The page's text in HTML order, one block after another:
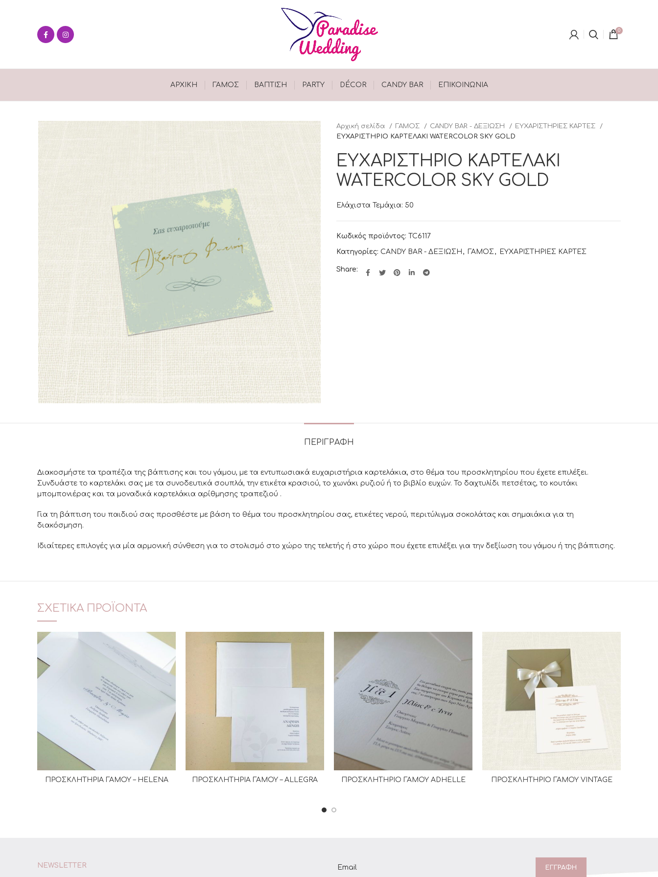
0
ΑΡΧΙΚΉ ΓΑΜΟΣ ΒΑΠΤΙΣΗ PARTY DÉCOR CANDY BAR ΕΠΙΚΟΙΝΩΝΊΑ
Αρχική σελίδα ΓΑΜΟΣ CANDY BAR - ΔΕΞΙΩΣΗ
ΕΥΧΑΡΙΣΤΗΡΙΕΣ ΚΑΡΤΕΣ
ΕΥΧΑΡΙΣΤΗΡΙΟ ΚΑΡΤΕΛΑΚΙ WATERCOLOR SKY GOLD
ΕΥΧΑΡΙΣΤΗΡΙΟ ΚΑΡΤΕΛΑΚΙ
WATERCOLOR SKY GOLD
Ελάχιστα Τεμάχια: 50
Κωδικός προϊόντος: TC6117
Κατηγορίες: CANDY BAR - ΔΕΞΙΩΣΗ , ΓΑΜΟΣ, ΕΥΧΑΡΙΣΤΗΡΙΕΣ ΚΑΡΤΕΣ
Share:
ΠΕΡΙΓΡΑΦΉ
Διακοσμήστε τα τραπέζια της βάπτισης και του γάμου, με τα εντυπωσιακά ευχαριστήρια καρτελάκια, στο θέμα του προσκλητηρίου που έχετε επιλέξει.
Συνδυάστε το καρτελάκι σας με τα συνοδευτικά σουπλά, την ετικέτα κρασιού, το χωνάκι ρυζιού ή το βιβλίο ευχών. Το δαχτυλίδι πετσέτας, το κουτάκι
μπομπονιέρας και τα μοναδικά καρτελάκια αρίθμησης τραπεζιού .
Για τη βάπτιση του παιδιού σας προσθέστε με βάση το θέμα του προσκλητηρίου σας, ετικέτες νερού, περιτύλιγμα σοκολάτας και σημαιάκια για τη
διακόσμηση.
Ιδιαίτερες επιλογές για μία αρμονική σύνθεση για το στολισμό στο χώρο της τελετής ή στο χώρο που έχετε επιλέξει για την δεξίωση του γάμου ή της βάπτισης.
ΣΧΕΤΙΚΆ ΠΡΟΪΌΝΤΑ
ΔΙΑΒΆΣΤΕ ΠΕΡΙΣΣΌΤΕΡΑ
ΠΡΟΣΚΛΗΤΗΡΙΑ ΓΑΜΟΥ – HELENA ΔΙΑΒΆΣΤΕ ΠΕΡΙΣΣΌΤΕΡΑ
ΠΡΟΣΚΛΗΤΗΡΙΑ ΓΑΜΟΥ – ALLEGRA ΔΙΑΒΆΣΤΕ ΠΕΡΙΣΣΌΤΕΡΑ
ΠΡΟΣΚΛΗΤΗΡΙΟ ΓΑΜΟΥ ADHELLE ΔΙΑΒΆΣΤΕ ΠΕΡΙΣΣΌΤΕΡΑ
ΠΡΟΣΚΛΗΤΗΡΙΟ ΓΑΜΟΥ VINTAGE
NEWSLETTER